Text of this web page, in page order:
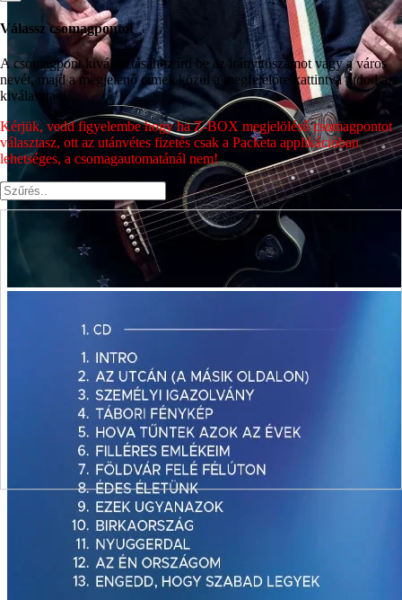
Válassz csomagpontot
A csomagpont kiválasztásához írd be az irányítószámot vagy a város
nevét, majd a megjelenő címek közül a megfelelőre kattintva tudod azt
kiválasztani.
Kérjük, vedd figyelembe hogy ha Z-BOX megjelölésű csomagpontot
választasz, ott az utánvétes fizetés csak a Packeta applikációban
lehetséges, a csomagautomatánál nem!